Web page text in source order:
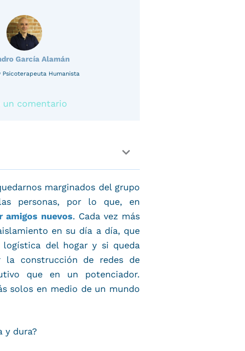
García Alamán
Psicoterapeuta Humanista
un comentario
marginados del grupo
personas, por lo que, en
amigos nuevos. Cada vez más
en su día a día, que
logística del hogar y si queda
construcción de redes de
que en un potenciador.
solos en medio de un mundo
y dura?